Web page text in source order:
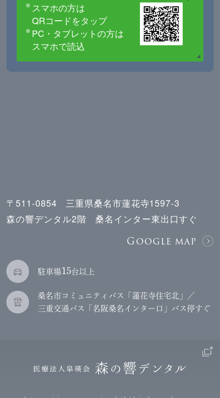
スマホの方は
QRコードをタップ
PC・タブレットの方は
スマホで読込
〒511-0854 三重県桑名市蓮花寺1597-3
森の響デンタル2階 桑名インター東出口すぐ
Google map
駐車場15台以上
桑名市コミュニティバス「蓮花寺住宅北」／
三重交通バス「名阪桑名インター口」バス停すぐ